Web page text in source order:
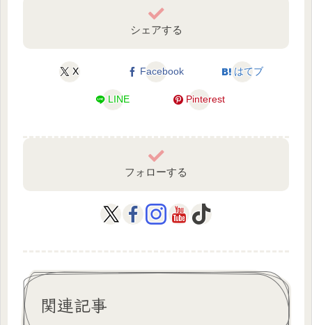
シェアする
X Facebook はてブ
LINE Pinterest
フォローする
関連記事